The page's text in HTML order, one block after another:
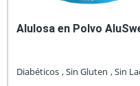
Alulosa en Polvo
Diabéticos , Sin Gluten , Sin